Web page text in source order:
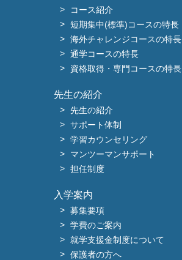
コース紹介
短期集中(標準)コースの特長
海外チャレンジコースの特長
通学コースの特長
資格取得・専門コースの特長
先生の紹介
先生の紹介
サポート体制
学習カウンセリング
マンツーマンサポート
担任制度
入学案内
募集要項
学費のご案内
就学支援金制度について
保護者の方へ